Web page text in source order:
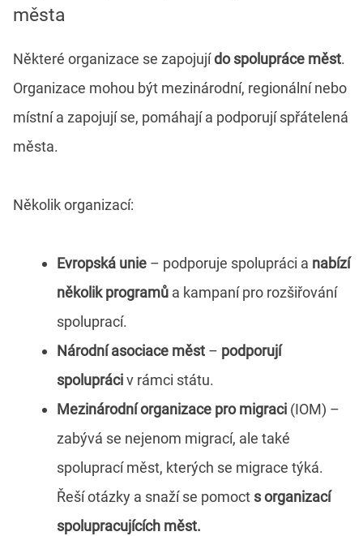
města
Některé organizace se zapojujído spolupráce měst.
Organizace mohou být mezinárodní, regionální nebo
místní a zapojují se, pomáhají a podporují spřátelená
města.
Několik organizací:
Evropská unie – podporuje spolupráci a nabízí
několik programů a kampaní pro rozšiřování
spoluprací.
Národní asociace měst – podporují
spolupráciv rámci státu.
Mezinárodní organizace pro migraci (IOM) –
zabývá se nejenom migrací, ale také
spoluprací měst, kterých se migrace týká.
Řeší otázky a snaží se pomoct s organizací
spolupracujících měst.